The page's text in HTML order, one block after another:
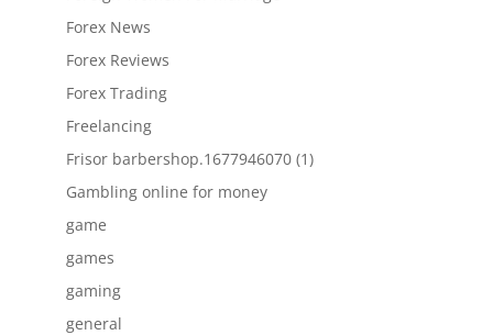
Forex News
Forex Reviews
Forex Trading
Freelancing
Frisor barbershop.1677946070 (1)
Gambling online for money
game
games
gaming
general